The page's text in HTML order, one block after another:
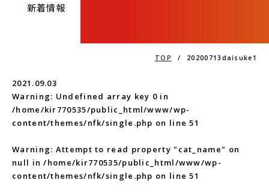
新着情報
TOP / 20200713daisuke1
2021.09.03
Warning: Undefined array key 0 in
/home/kir770535/public_html/www/wp-
content/themes/nfk/single.php on line51
Warning: Attempt to read property "cat_name" on
null in/home/kir770535/public_html/www/wp-
content/themes/nfk/single.php on line51